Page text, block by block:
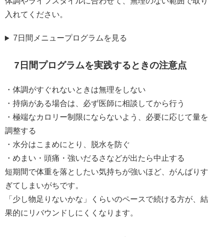
入れてください。
7日間メニュープログラムを見る
7日間プログラムを実践するときの注意点
・体調がすぐれないときは無理をしない
・持病がある場合は、必ず医師に相談してから行う
・極端なカロリー制限にならないよう、必要に応じて量を
調整する
・水分はこまめにとり、脱水を防ぐ
・めまい・頭痛・強いだるさなどが出たら中止する
短期間で体重を落としたい気持ちが強いほど、がんばりす
ぎてしまいがちです。
「少し物足りないかな」くらいのペースで続ける方が、結
果的にリバウンドしにくくなります。